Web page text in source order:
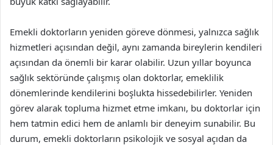
Emekli doktorların yeniden göreve dönmesi, yalnızca sağlık
hizmetleri açısından değil, aynı zamanda bireylerin kendileri
açısından da önemli bir karar olabilir. Uzun yıllar boyunca
sağlık sektöründe çalışmış olan doktorlar, emeklilik
dönemlerinde kendilerini boşlukta hissedebilirler. Yeniden
görev alarak topluma hizmet etme imkanı, bu doktorlar için
hem tatmin edici hem de anlamlı bir deneyim sunabilir. Bu
durum, emekli doktorların psikolojik ve sosyal açıdan da